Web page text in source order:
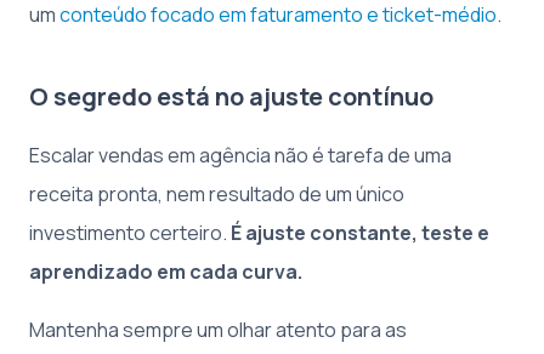
umconteúdo focado em faturamento e ticket-médio.
O segredo está no ajuste contínuo
Escalar vendas em agência não é tarefa de uma
receita pronta, nem resultado de um único
investimento certeiro. É ajuste constante, teste e
aprendizado em cada curva.
Mantenha sempre um olhar atento para as